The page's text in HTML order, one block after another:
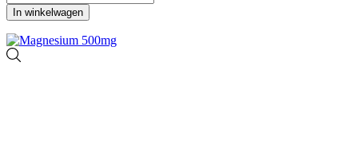
In winkelwagen